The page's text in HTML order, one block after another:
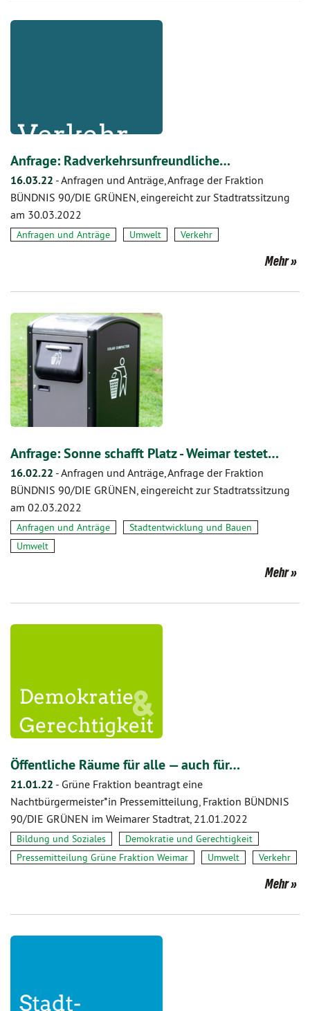
Anfrage: Radverkehrsunfreundliche…
16.03.22 -Anfragen und Anträge, Anfrage der Fraktion
BÜNDNIS 90/DIE GRÜNEN, eingereicht zur Stadtratssitzung
am 30.03.2022
Anfragen und Anträge Umwelt Verkehr
Mehr
Anfrage: Sonne schafft Platz - Weimar testet…
16.02.22 -Anfragen und Anträge, Anfrage der Fraktion
BÜNDNIS 90/DIE GRÜNEN, eingereicht zur Stadtratssitzung
am 02.03.2022
Anfragen und Anträge
Stadtentwicklung und Bauen
Umwelt
Mehr
Öffentliche Räume für alle — auch für…
21.01.22 - Grüne Fraktion beantragt eine
Nachtbürgermeister*in Pressemitteilung, Fraktion BÜNDNIS
90/DIE GRÜNEN im Weimarer Stadtrat, 21.01.2022
Bildung und Soziales
Demokratie und Gerechtigkeit
Pressemitteilung Grüne Fraktion Weimar
Umwelt Verkehr
Mehr